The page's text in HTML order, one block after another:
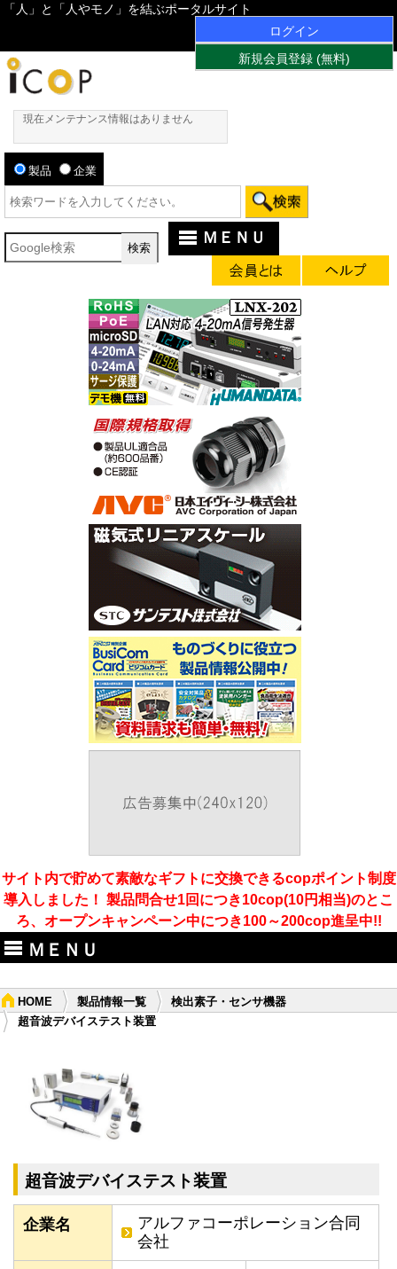
「人」と「人やモノ」を結ぶポータルサイト
ログイン
新規会員登録 (無料)
現在メンテナンス情報はありません
製品 企業
ＭＥＮＵ
サイト内で貯めて素敵なギフトに交換できるcopポイント制度
導入しました！ 製品問合せ1回につき10cop(10円相当)のとこ
ろ、オープンキャンペーン中につき100～200cop進呈中!!
ＭＥＮＵ
HOME 製品情報一覧
検出素子・センサ機器
超音波デバイステスト装置
超音波デバイステスト装置
企業名
アルファコーポレーション合同
会社